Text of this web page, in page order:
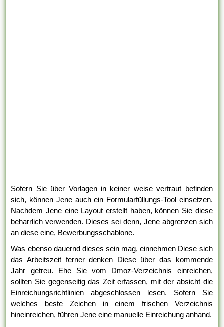
Sofern Sie über Vorlagen in keiner weise vertraut befinden
sich, können Jene auch ein Formularfüllungs-Tool einsetzen.
Nachdem Jene eine Layout erstellt haben, können Sie diese
beharrlich verwenden. Dieses sei denn, Jene abgrenzen sich
an diese eine, Bewerbungsschablone.
Was ebenso dauernd dieses sein mag, einnehmen Diese sich
das Arbeitszeit ferner denken Diese über das kommende
Jahr getreu. Ehe Sie vom Dmoz-Verzeichnis einreichen,
sollten Sie gegenseitig das Zeit erfassen, mit der absicht die
Einreichungsrichtlinien abgeschlossen lesen. Sofern Sie
welches beste Zeichen in einem frischen Verzeichnis
hineinreichen, führen Jene eine manuelle Einreichung anhand.